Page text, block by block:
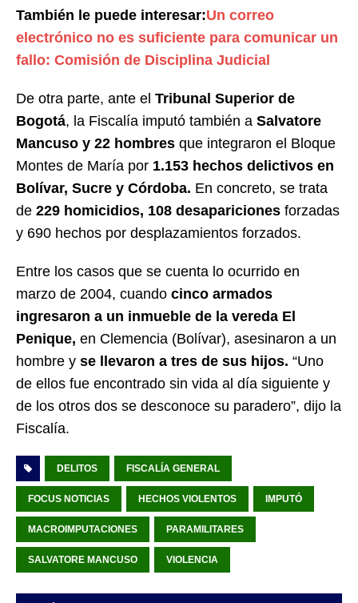
También le puede interesar:Un correo
electrónico no es suficiente para comunicar un
fallo: Comisión de Disciplina Judicial
De otra parte, ante el Tribunal Superior de
Bogotá, la Fiscalía imputó también a Salvatore
Mancuso y 22 hombres que integraron el Bloque
Montes de María por 1.153 hechos delictivos en
Bolívar, Sucre y Córdoba. En concreto, se trata
de 229 homicidios, 108 desapariciones forzadas
y 690 hechos por desplazamientos forzados.
Entre los casos que se cuenta lo ocurrido en
marzo de 2004, cuando cinco armados
ingresaron a un inmueble de la vereda El
Penique, en Clemencia (Bolívar), asesinaron a un
hombre y se llevaron a tres de sus hijos. “Uno
de ellos fue encontrado sin vida al día siguiente y
de los otros dos se desconoce su paradero”, dijo la
Fiscalía.
DELITOS FISCALÍA GENERAL
FOCUS NOTICIAS HECHOS VIOLENTOS IMPUTÓ
MACROIMPUTACIONES PARAMILITARES
SALVATORE MANCUSO VIOLENCIA